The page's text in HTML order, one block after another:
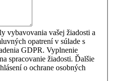
vybavovania vašej žiadosti a
opatrení v súlade s
GDPR. Vyplnenie
spracovanie žiadosti. Ďalšie
o ochrane osobných